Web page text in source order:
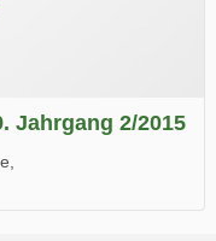
Jahrgang 2/2015